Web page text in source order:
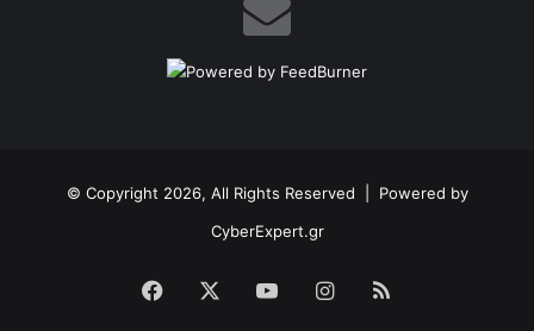
© Copyright 2026, All Rights Reserved | Powered by
CyberExpert.gr
Facebook YouTubeInstagram